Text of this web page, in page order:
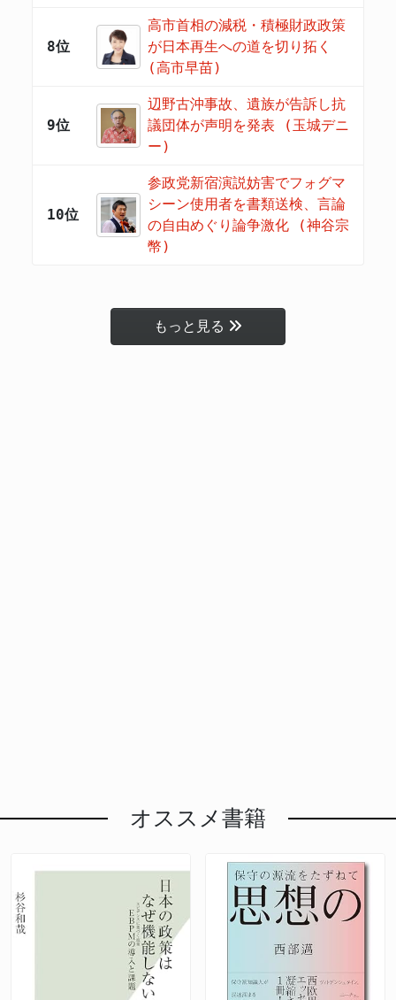
8位
高市首相の減税・積極財政政策
が日本再生への道を切り拓く
(高市早苗)
9位
辺野古沖事故、遺族が告訴し抗
議団体が声明を発表 (玉城デニ
ー)
10位
参政党新宿演説妨害でフォグマ
シーン使用者を書類送検、言論
の自由めぐり論争激化 (神谷宗
幣)
もっと見る
オススメ書籍